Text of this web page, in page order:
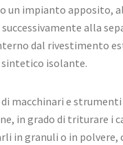
un impianto apposito,
alla
dal rivestimento
isolante.
di macchinari e
in grado di triturare i
in granuli o in polvere,